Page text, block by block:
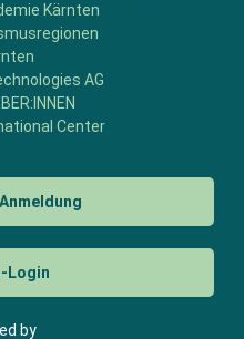
Kärnten
AG
Center
Login
by